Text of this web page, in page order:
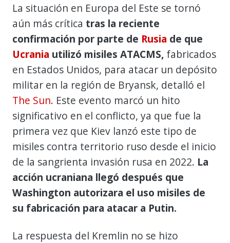
La situación en Europa del Este se tornó
aún más crítica tras la reciente
confirmación por parte de Rusia de que
Ucrania utilizó misiles ATACMS, fabricados
en Estados Unidos, para atacar un depósito
militar en la región de Bryansk, detalló el
The Sun. Este evento marcó un hito
significativo en el conflicto, ya que fue la
primera vez que Kiev lanzó este tipo de
misiles contra territorio ruso desde el inicio
de la sangrienta invasión rusa en 2022. La
acción ucraniana llegó después que
Washington autorizara el uso misiles de
su fabricación para atacar a Putin.
La respuesta del Kremlin no se hizo